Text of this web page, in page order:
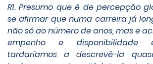
R1. Presumo que é de percepção
se afirmar que numa carreira já
não só ao número de anos, mas e
empenho e disponibilidade
tardaríamos a descrevê-la